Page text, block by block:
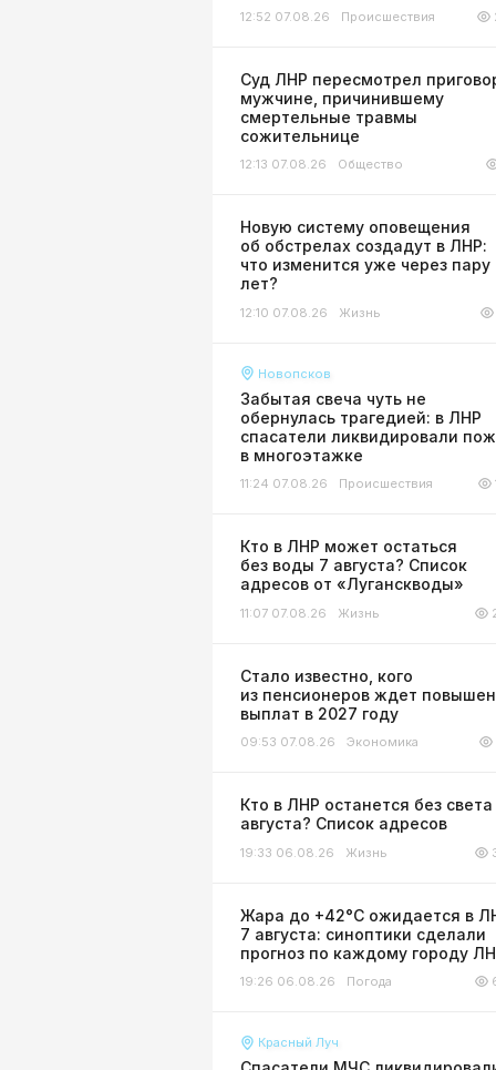
12:52 07.08.26 Происшествия
Суд ЛНР пересмотрел
мужчине, причинившему
смертельные травмы
сожительнице
12:13 07.08.26 Общество
Новую систему оповещения
об обстрелах создадут в ЛНР:
что изменится уже через пару
лет?
12:10 07.08.26 Жизнь
Новопсков
Забытая свеча чуть не
обернулась трагедией: в ЛНР
спасатели ликвидировали
в многоэтажке
11:24 07.08.26 Происшествия
Кто в ЛНР может остаться
без воды 7 августа? Список
адресов от «Луганскводы»
11:07 07.08.26 Жизнь
Стало известно, кого
из пенсионеров ждет
выплат в 2027 году
09:53 07.08.26 Экономика
Кто в ЛНР останется без света
августа? Список адресов
19:33 06.08.26 Жизнь
Жара до +42°С ожидается в
7 августа: синоптики сделали
прогноз по каждому городу
19:26 06.08.26 Погода
Красный Луч